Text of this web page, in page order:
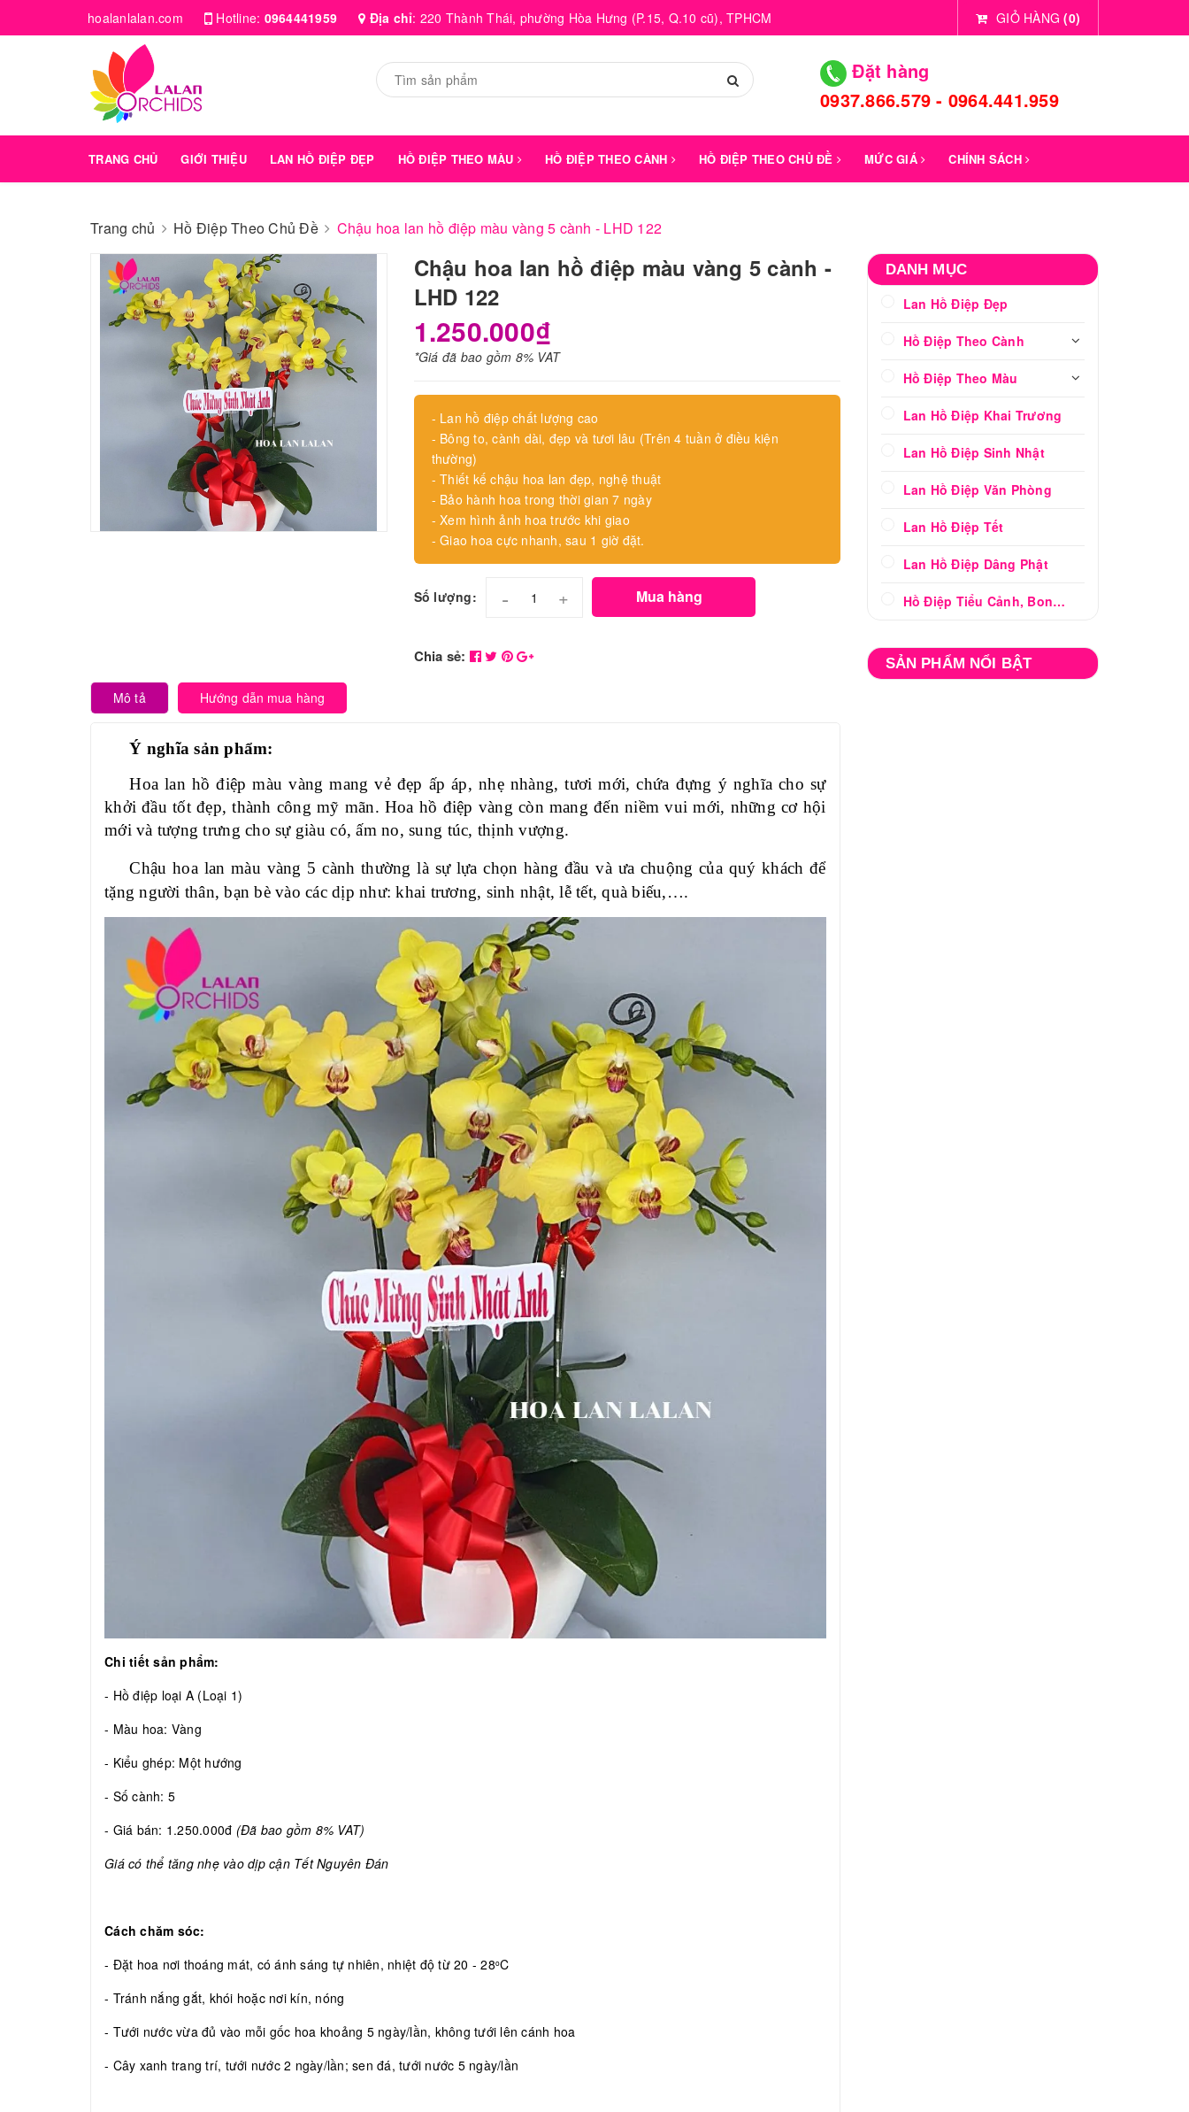
hoalanlalan.com Hotline: 0964441959 Địa chỉ: 220 Thành Thái, phường Hòa Hưng (P.15, Q.10 cũ), TPHCM GIỎ HÀNG (0)
Đặt hàng
0937.866.579 - 0964.441.959
TRANG CHỦ GIỚI THIỆU LAN HỒ ĐIỆP ĐẸP HỒ ĐIỆP THEO MÀU HỒ ĐIỆP THEO CÀNH HỒ ĐIỆP THEO CHỦ ĐỀ MỨC GIÁ CHÍNH SÁCH
Trang chủ Hồ Điệp Theo Chủ Đề Chậu hoa lan hồ điệp màu vàng 5 cành - LHD 122
Chậu hoa lan hồ điệp màu vàng 5 cành -
LHD 122
1.250.000₫
*Giá đã bao gồm 8% VAT
- Lan hồ điệp chất lượng cao
- Bông to, cành dài, đẹp và tươi lâu (Trên 4 tuần ở điều kiện
thường)
- Thiết kế chậu hoa lan đẹp, nghệ thuật
- Bảo hành hoa trong thời gian 7 ngày
- Xem hình ảnh hoa trước khi giao
- Giao hoa cực nhanh, sau 1 giờ đặt.
Số lượng: - + Mua hàng
Chia sẻ:
Mô tả Hướng dẫn mua hàng
Ý nghĩa sản phẩm:
Hoa lan hồ điệp màu vàng mang vẻ đẹp ấp áp, nhẹ nhàng, tươi mới, chứa đựng ý nghĩa cho sự
khởi đầu tốt đẹp, thành công mỹ mãn. Hoa hồ điệp vàng còn mang đến niềm vui mới, những cơ hội
mới và tượng trưng cho sự giàu có, ấm no, sung túc, thịnh vượng.
Chậu hoa lan màu vàng 5 cành thường là sự lựa chọn hàng đầu và ưa chuộng của quý khách để
tặng người thân, bạn bè vào các dịp như: khai trương, sinh nhật, lễ tết, quà biếu,….
Chi tiết sản phẩm:
- Hồ điệp loại A (Loại 1)
- Màu hoa: Vàng
- Kiểu ghép: Một hướng
- Số cành: 5
- Giá bán: 1.250.000đ (Đã bao gồm 8% VAT)
Giá có thể tăng nhẹ vào dịp cận Tết Nguyên Đán
Cách chăm sóc:
- Đặt hoa nơi thoáng mát, có ánh sáng tự nhiên, nhiệt độ từ 20 - 28oC
- Tránh nắng gắt, khói hoặc nơi kín, nóng
- Tưới nước vừa đủ vào mỗi gốc hoa khoảng 5 ngày/lần, không tưới lên cánh hoa
- Cây xanh trang trí, tưới nước 2 ngày/lần; sen đá, tưới nước 5 ngày/lần
DANH MỤC
Lan Hồ Điệp Đẹp
Hồ Điệp Theo Cành
Hồ Điệp Theo Màu
Lan Hồ Điệp Khai Trương
Lan Hồ Điệp Sinh Nhật
Lan Hồ Điệp Văn Phòng
Lan Hồ Điệp Tết
Lan Hồ Điệp Dâng Phật
Hồ Điệp Tiểu Cảnh, Bonsai
SẢN PHẨM NỔI BẬT